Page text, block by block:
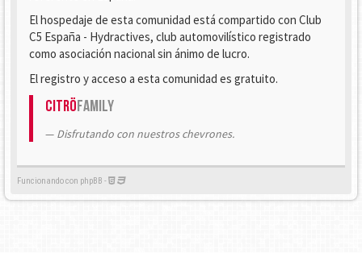
El hospedaje de esta comunidad está compartido con Club
C5 España - Hydractives, club automovilístico registrado
como asociación nacional sin ánimo de lucro.
El registro y acceso a esta comunidad es gratuito.
CitröFamily
Disfrutando con nuestros chevrones.
Funcionando con phpBB -